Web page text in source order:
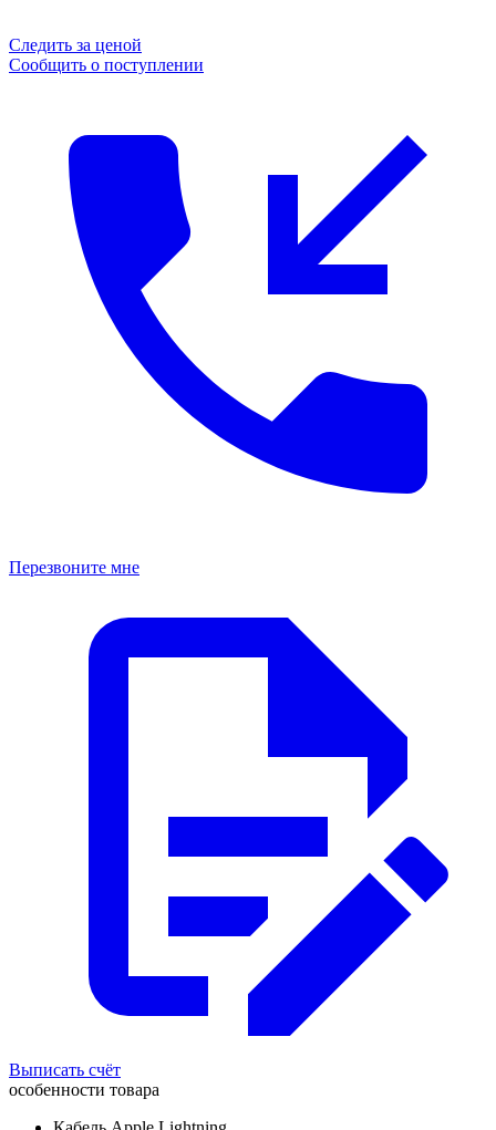
Следить за ценой
Сообщить о поступлении
Перезвоните мне
Выписать счёт
особенности товара